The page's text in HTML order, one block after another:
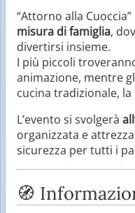
“Attorno alla
misura di famiglia,
divertirsi insieme.
I più piccoli
animazione, mentre
cucina tradizionale, la
L’evento si svolgerà
organizzata e
sicurezza per tutti i
🧭